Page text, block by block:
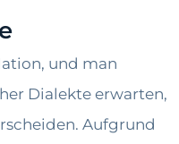
und man
Dialekte erwarten,
Aufgrund